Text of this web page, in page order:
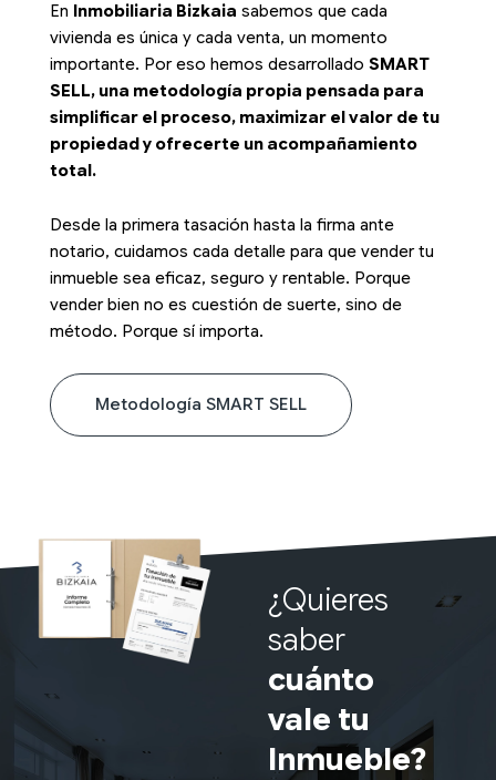
En Inmobiliaria Bizkaia sabemos que cada
vivienda es única y cada venta, un momento
importante. Por eso hemos desarrollado SMART
SELL, una metodología propia pensada para
simplificar el proceso, maximizar el valor de tu
propiedad y ofrecerte un acompañamiento
total.
Desde la primera tasación hasta la firma ante
notario, cuidamos cada detalle para que vender tu
inmueble sea eficaz, seguro y rentable. Porque
vender bien no es cuestión de suerte, sino de
método. Porque sí importa.
Metodología SMART SELL
¿Quieres
saber
cuánto
vale tu
Inmueble?